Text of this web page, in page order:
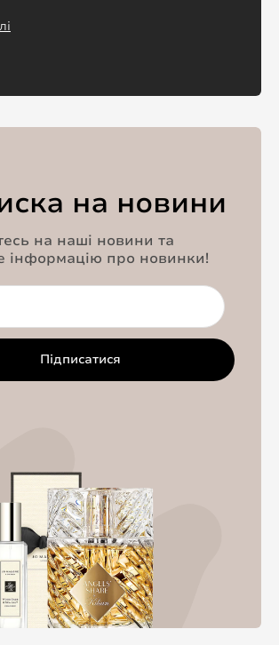
на новини
на наші новини та
інформацію про новинки!
Підписатися